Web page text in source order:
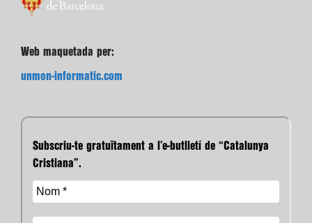
Web maquetada per:
unmon-informatic.com
Subscriu-te gratuïtament a l’e-butlletí de “Catalunya
Cristiana”.